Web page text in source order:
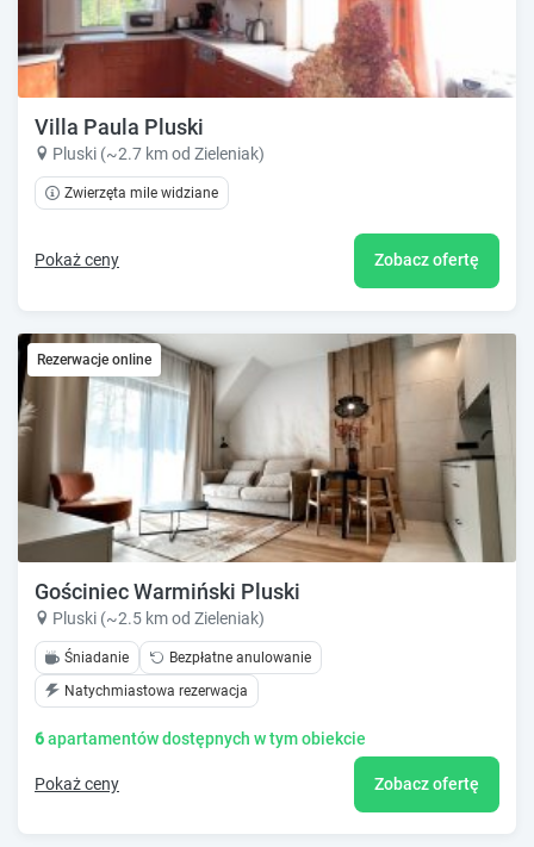
Villa Paula Pluski
Pluski (~2.7 km od Zieleniak)
Zwierzęta mile widziane
Pokaż ceny Zobacz ofertę
Rezerwacje online
Gościniec Warmiński Pluski
Pluski (~2.5 km od Zieleniak)
Śniadanie
Bezpłatne anulowanie
Natychmiastowa rezerwacja
6apartamentów dostępnych w tym obiekcie
Pokaż ceny Zobacz ofertę